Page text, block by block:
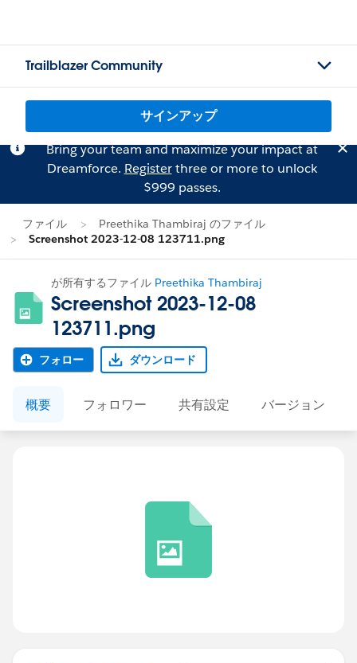
Trailblazer Community
サインアップ
Bring your team and maximize your impact at
Dreamforce. Registerthree or more to unlock
$999 passes.
ファイル
Preethika Thambiraj のファイル
Screenshot 2023-12-08 123711.png
が所有するファイル Preethika Thambiraj
Screenshot 2023-12-08
123711.png
フォロー ダウンロード
概要 フォロワー 共有設定 バージョン